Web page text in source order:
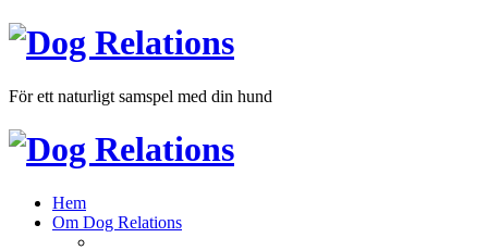
För ett naturligt samspel med din hund
Hem
Om Dog Relations